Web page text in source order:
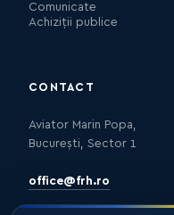
Comunicate
Achiziții publice
CONTACT
Aviator Marin Popa,
București, Sector 1
office@frh.ro